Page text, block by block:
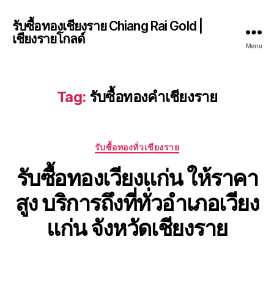
รับซื้อทองเชียงราย Chiang Rai Gold |
เชียงรายโกลด์
Menu
Tag: รับซื้อทองคำเชียงราย
Categories
รับซื้อทองทั่วเชียงราย
รับซื้อทองเวียงแก่น ให้ราคา
สูง บริการถึงที่ทั่วอำเภอเวียง
แก่น จังหวัดเชียงราย